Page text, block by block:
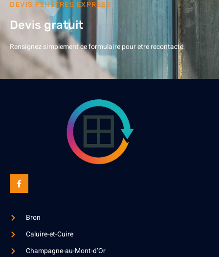
DEVIS FENÊTRES EXPRESS
Devis gratuit
Rensignez simplement ce formulaire pour etre recontacté
Bron
Caluire-et-Cuire
Champagne-au-Mont-d’Or